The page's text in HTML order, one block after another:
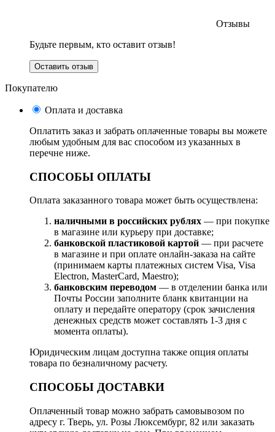
Отзывы
Будьте первым, кто оставит отзыв!
Оставить отзыв
Покупателю
Оплата и доставка
Оплатить заказ и забрать оплаченные товары вы можете
любым удобным для вас способом из указанных в
перечне ниже.
СПОСОБЫ ОПЛАТЫ
Оплата заказанного товара может быть осуществлена:
наличными в российских рублях — при покупке
в магазине или курьеру при доставке;
банковской пластиковой картой — при расчете
в магазине и при оплате онлайн-заказа на сайте
(принимаем карты платежных систем Visa, Visa
Electron, MasterCard, Maestro);
банковским переводом — в отделении банка или
Почты России заполните бланк квитанции на
оплату и передайте оператору (срок зачисления
денежных средств может составлять 1-3 дня с
момента оплаты).
Юридическим лицам доступна также опция оплаты
товара по безналичному расчету.
СПОСОБЫ ДОСТАВКИ
Оплаченный товар можно забрать самовывозом по
адресу г. Тверь, ул. Розы Люксембург, 82 или заказать